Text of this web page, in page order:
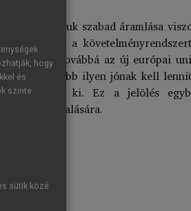
Az áruk szabad áramlása
Ezt a
továbbá az új európai
legalább ilyen jónak kell
ki. Ez a jelölés
vállalására.
hogy
és
szinte
sütik közé